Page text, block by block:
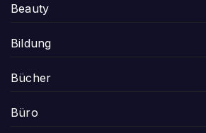
Beauty
Bildung
Bücher
Büro